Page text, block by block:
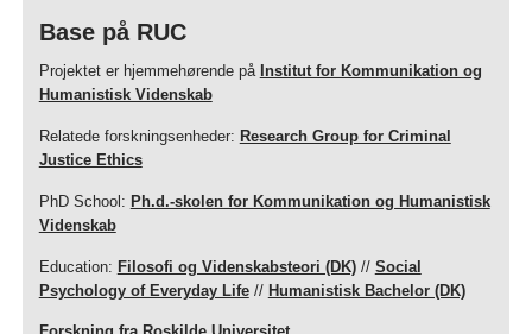
Base på RUC
Projektet er hjemmehørende på Institut for Kommunikation og
Humanistisk Videnskab
Relatede forskningsenheder: Research Group for Criminal
Justice Ethics
PhD School: Ph.d.-skolen for Kommunikation og Humanistisk
Videnskab
Education: Filosofi og Videnskabsteori (DK)// Social
Psychology of Everyday Life// Humanistisk Bachelor (DK)